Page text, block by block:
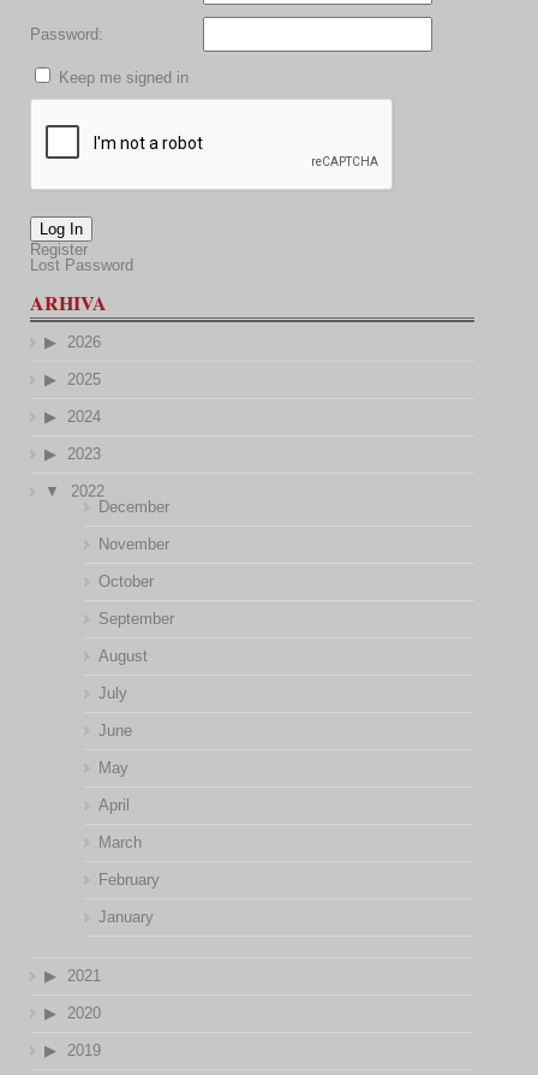
Password:
Keep me signed in
Log In
Register
Lost Password
ARHIVA
2026
2025
2024
2023
2022
December
November
October
September
August
July
June
May
April
March
February
January
2021
2020
2019